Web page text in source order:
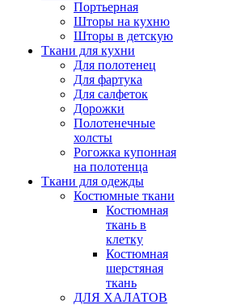
Портьерная
Шторы на кухню
Шторы в детскую
Ткани для кухни
Для полотенец
Для фартука
Для салфеток
Дорожки
Полотенечные
холсты
Рогожка купонная
на полотенца
Ткани для одежды
Костюмные ткани
Костюмная
ткань в
клетку
Костюмная
шерстяная
ткань
ДЛЯ ХАЛАТОВ